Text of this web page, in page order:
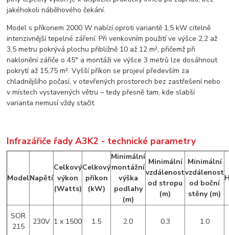
jakéhokoli náběhového čekání.
Model s příkonem 2000 W nabízí oproti variantě 1,5 kW citelně
intenzivnější tepelné záření. Při venkovním použití ve výšce 2,2 až
3,5 metru pokrývá plochu přibližně 10 až 12 m², přičemž při
naklonění zářiče o 45° a montáži ve výšce 3 metrů lze dosáhnout
pokrytí až 15,75 m². Vyšší příkon se projeví především za
chladnějšího počasí, v otevřených prostorech bez zastřešení nebo
v místech vystavených větru – tedy přesně tam, kde slabší
varianta nemusí vždy stačit.
Infrazářiče řady A3K2 - technické parametry
ModelNapětí
Celkový
výkon
(Watts)
Celkový
příkon
(kW)
Minimální
montážní
výška
podlahy
(m)
Minimální
vzdálenost
od stropu
(m)
Minimální
vzdálenost
od boční
stěny (m)
SOR
215
230V 1 x 1500 1.5 2.0 0.3 1.0